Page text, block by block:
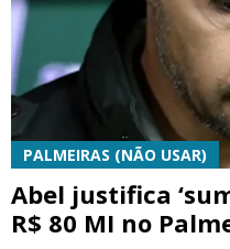
PALMEIRAS (NÃO USAR)
Abel justifica
R$ 80 MI no